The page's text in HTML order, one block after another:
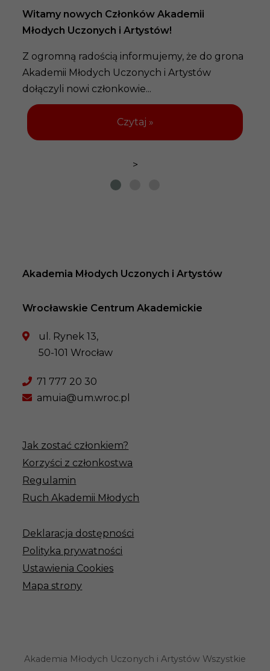
Witamy nowych Członków Akademii
Młodych Uczonych i Artystów!
Z ogromną radością informujemy, że do grona
Akademii Młodych Uczonych i Artystów
dołączyli nowi członkowie...
Czytaj »
>
Akademia Młodych Uczonych i Artystów
Wrocławskie Centrum Akademickie
ul. Rynek 13,
50-101 Wrocław
71 777 20 30
amuia@um.wroc.pl
Jak zostać członkiem?
Korzyści z członkostwa
Regulamin
Ruch Akademii Młodych
Deklaracja dostępności
Polityka prywatności
Ustawienia Cookies
Mapa strony
Akademia Młodych Uczonych i Artystów Wszystkie